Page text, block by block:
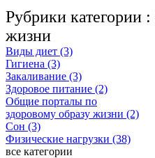
Рубрики категории :
жизни
Виды диет (3)
Гигиена (3)
Закаливание (3)
Здоровое питание (2)
Общие порталы по
здоровому образу жизни (2)
Сон (3)
Физические нагрузки (38)
все категории